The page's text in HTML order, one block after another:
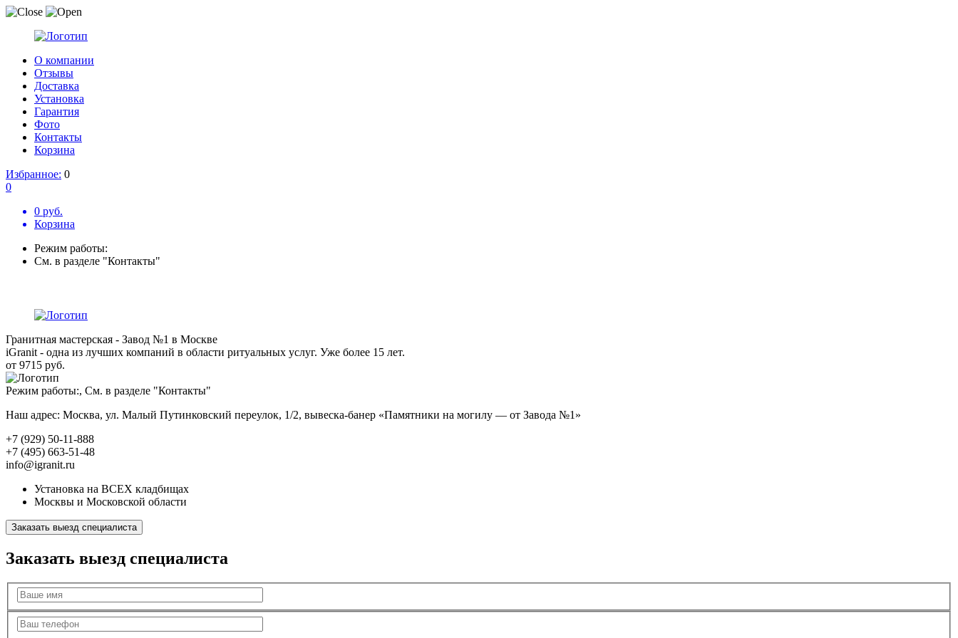
О компании
Отзывы
Доставка
Установка
Гарантия
Фото
Контакты
Корзина
Избранное: 0
0
0 руб.
Корзина
Режим работы:
См. в разделе "Контакты"
Гранитная мастерская - Завод №1 в Москве
iGranit - одна из лучших компаний в области ритуальных услуг. Уже более 15 лет.
от 9715 руб.
Режим работы:, См. в разделе "Контакты"
Наш адрес: Москва, ул. Малый Путинковский переулок, 1/2, вывеска-банер «Памятники на могилу — от Завода №1»
+7 (929) 50-11-888
+7 (495) 663-51-48
info@igranit.ru
Установка на ВСЕХ кладбищах
Москвы и Московской области
Заказать выезд специалиста
Заказать выезд специалиста